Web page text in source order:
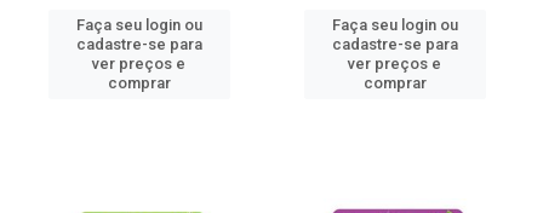
Faça seu login ou
cadastre-se para
ver preços e
comprar
Faça seu login ou
cadastre-se para
ver preços e
comprar